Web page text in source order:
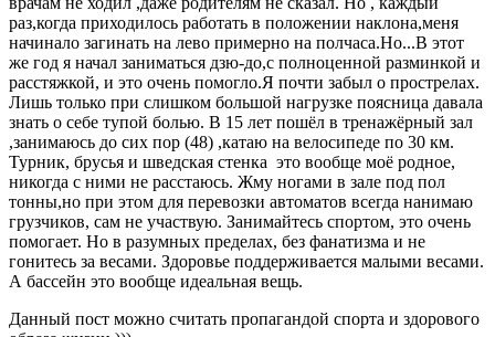
раз,когда приходилось работать в положении наклона,меня
начинало загинать на лево примерно на полчаса.Но...В этот
же год я начал заниматься дзю-до,с полноценной разминкой и
расстяжкой, и это очень помогло.Я почти забыл о прострелах.
Лишь только при слишком большой нагрузке поясница давала
знать о себе тупой болью. В 15 лет пошёл в тренажёрный зал
,занимаюсь до сих пор (48) ,катаю на велосипеде по 30 км.
Турник, брусья и шведская стенка это вообще моё родное,
никогда с ними не расстаюсь. Жму ногами в зале под пол
тонны,но при этом для перевозки автоматов всегда нанимаю
грузчиков, сам не участвую. Занимайтесь спортом, это очень
помогает. Но в разумных пределах, без фанатизма и не
гонитесь за весами. Здоровье поддерживается малыми весами.
А бассейн это вообще идеальная вещь.
Данный пост можно считать пропагандой спорта и здорового